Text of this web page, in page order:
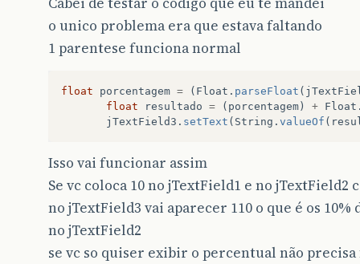
o unico problema era que estava faltando
1 parentese funciona normal
float porcentagem = ( Float . parseFloat (
float
resultado = ( porcentagem ) + Float
jTextField3 . setText ( String . valueOf (
Isso vai funcionar assim
Se vc coloca 10 no jTextField1 e no jTextField2
no jTextField3 vai aparecer 110 o que é os 10%
no jTextField2
se vc so quiser exibir o percentual não